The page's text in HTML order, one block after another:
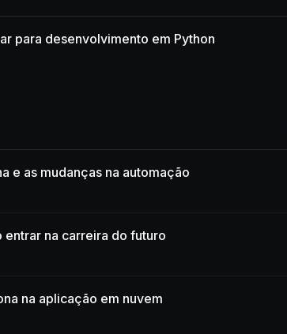
para desenvolvimento em Python
e as mudanças na automação
na carreira do futuro
na aplicação em nuvem